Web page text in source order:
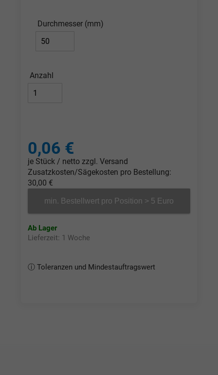
Durchmesser (mm)
Anzahl
0,06 €
je Stück / netto zzgl. Versand
Zusatzkosten/Sägekosten pro Bestellung:
30,00 €
min. Bestellwert pro Position > 5 Euro
Ab Lager
Lieferzeit: 1 Woche
ⓘ Toleranzen und Mindestauftragswert